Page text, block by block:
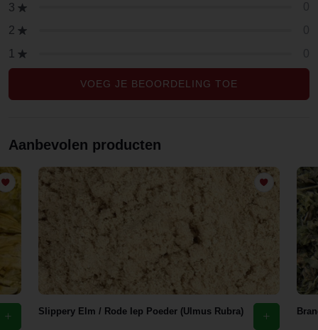
3
2
1
VOEG JE BEOORDELING TOE
Aanbevolen producten
Slippery Elm / Rode Iep Poeder (Ulmus Rubra)